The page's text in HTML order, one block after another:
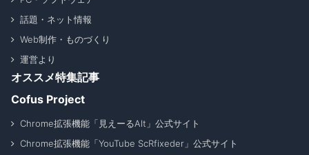
話題・ネット情報
Web制作・ものづくり
運営より
オススメ特集記事
Cofus Project
Chrome拡張機能「見えーるAlt」公式サイト
Chrome拡張機能「YouTube ScRfixeder」公式サイト